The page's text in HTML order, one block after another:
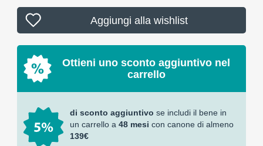
Aggiungi alla wishlist
Ottieni uno sconto aggiuntivo nel
carrello
di sconto aggiuntivo se includi il bene in
un carrello a 48 mesi con canone di almeno
139€